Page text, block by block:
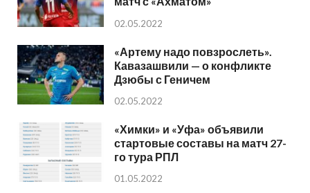
02.05.2022
«Артему надо повзрослеть».
Кавазашвили — о конфликте
Дзюбы с Геничем
02.05.2022
«Химки» и «Уфа» объявили
стартовые составы на матч 27-
го тура РПЛ
01.05.2022